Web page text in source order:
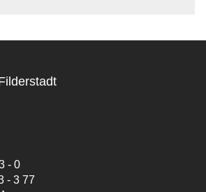
- 0
- 3 77